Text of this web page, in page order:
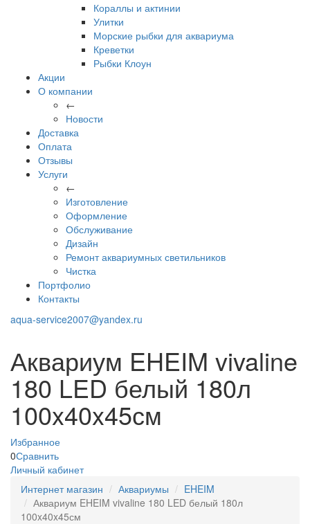
Кораллы и актинии
Улитки
Морские рыбки для аквариума
Креветки
Рыбки Клоун
Акции
О компании
←
Новости
Доставка
Оплата
Отзывы
Услуги
←
Изготовление
Оформление
Обслуживание
Дизайн
Ремонт аквариумных светильников
Чистка
Портфолио
Контакты
aqua-service2007@yandex.ru
Аквариум EHEIM vivaline
180 LED белый 180л
100x40x45см
Избранное
0Сравнить
Личный кабинет
Интернет магазин
Аквариумы
EHEIM
Аквариум EHEIM vivaline 180 LED белый 180л
100x40x45см